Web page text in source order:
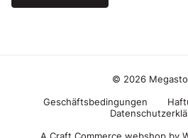
© 2026
Geschäftsbedingungen